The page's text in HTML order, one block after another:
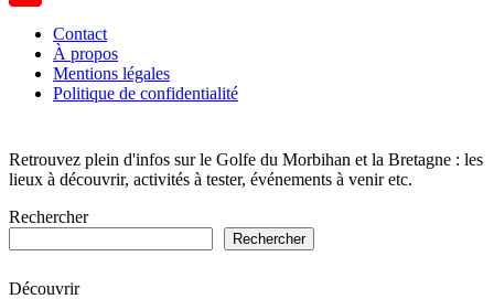
Channel
Contact
À propos
Mentions légales
Politique de confidentialité
Retrouvez plein d'infos sur le Golfe du Morbihan et la Bretagne : les
lieux à découvrir, activités à tester, événements à venir etc.
Rechercher
Rechercher
Découvrir